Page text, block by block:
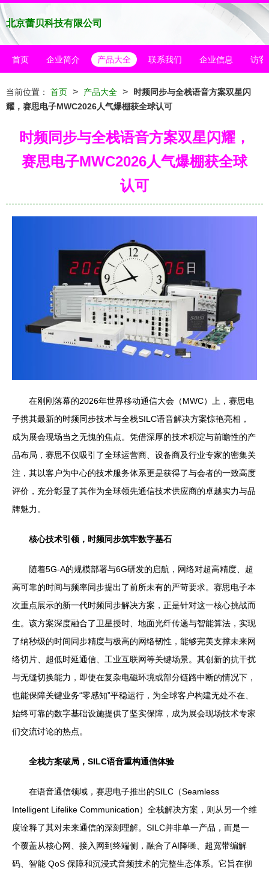
北京蕾贝科技有限公司
首页 企业简介 产品大全 联系我们 企业信息 访客
当前位置： 首页 > 产品大全 >
时频同步与全栈语音方案双星闪
耀，赛思电子MWC2026人气爆棚获全球认可
时频同步与全栈语音方案双星闪耀，
赛思电子MWC2026人气爆棚获全球
认可
在刚刚落幕的2026年世界移动通信大会（MWC）上，赛思电
子携其最新的时频同步技术与全栈SILC语音解决方案惊艳亮相，
成为展会现场当之无愧的焦点。凭借深厚的技术积淀与前瞻性的产
品布局，赛思不仅吸引了全球运营商、设备商及行业专家的密集关
注，其以客户为中心的技术服务体系更是获得了与会者的一致高度
评价，充分彰显了其作为全球领先通信技术供应商的卓越实力与品
牌魅力。
核心技术引领，时频同步筑牢数字基石
随着5G-A的规模部署与6G研发的启航，网络对超高精度、超
高可靠的时间与频率同步提出了前所未有的严苛要求。赛思电子本
次重点展示的新一代时频同步解决方案，正是针对这一核心挑战而
生。该方案深度融合了卫星授时、地面光纤传递与智能算法，实现
了纳秒级的时间同步精度与极高的网络韧性，能够完美支撑未来网
络切片、超低时延通信、工业互联网等关键场景。其创新的抗干扰
与无缝切换能力，即使在复杂电磁环境或部分链路中断的情况下，
也能保障关键业务“零感知”平稳运行，为全球客户构建无处不在、
始终可靠的数字基础设施提供了坚实保障，成为展会现场技术专家
们交流讨论的热点。
全栈方案破局，SILC语音重构通信体验
在语音通信领域，赛思电子推出的SILC（Seamless
Intelligent Lifelike Communication）全栈解决方案，则从另一个维
度诠释了其对未来通信的深刻理解。SILC并非单一产品，而是一
个覆盖从核心网、接入网到终端侧，融合了AI降噪、超宽带编解
码、智能 QoS 保障和沉浸式音频技术的完整生态体系。它旨在彻